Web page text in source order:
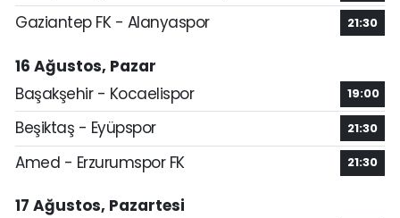
Gaziantep FK - Alanyaspor 21:30
16 Ağustos, Pazar
Başakşehir - Kocaelispor
19:00
Beşiktaş - Eyüpspor 21:30
Amed - Erzurumspor FK 21:30
17 Ağustos, Pazartesi